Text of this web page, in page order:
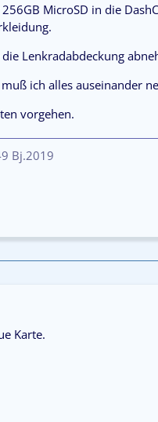
MicroSD in die
Lenkradabdeckung
ich alles auseinander
vorgehen.
Bj.2019
Karte.